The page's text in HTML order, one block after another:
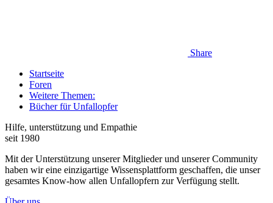
Share
Startseite
Foren
Weitere Themen:
Bücher für Unfallopfer
Hilfe, unterstützung und Empathie
seit 1980
Mit der Unterstützung unserer Mitglieder und unserer Community
haben wir eine einzigartige Wissensplattform geschaffen, die unser
gesamtes Know-how allen Unfallopfern zur Verfügung stellt.